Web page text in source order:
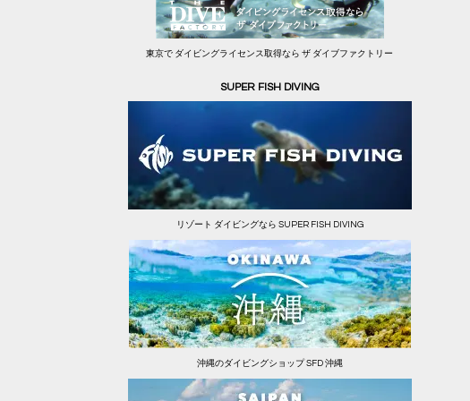
東京で ダイビングライセンス取得なら ザ ダイブファクトリー
SUPER FISH DIVING
リゾート ダイビングなら SUPER FISH DIVING
沖縄のダイビングショップ SFD 沖縄